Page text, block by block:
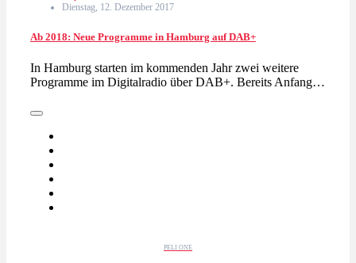
Dienstag, 12. Dezember 2017
Ab 2018: Neue Programme in Hamburg auf DAB+
In Hamburg starten im kommenden Jahr zwei weitere
Programme im Digitalradio über DAB+. Bereits Anfang…
PELI ONE